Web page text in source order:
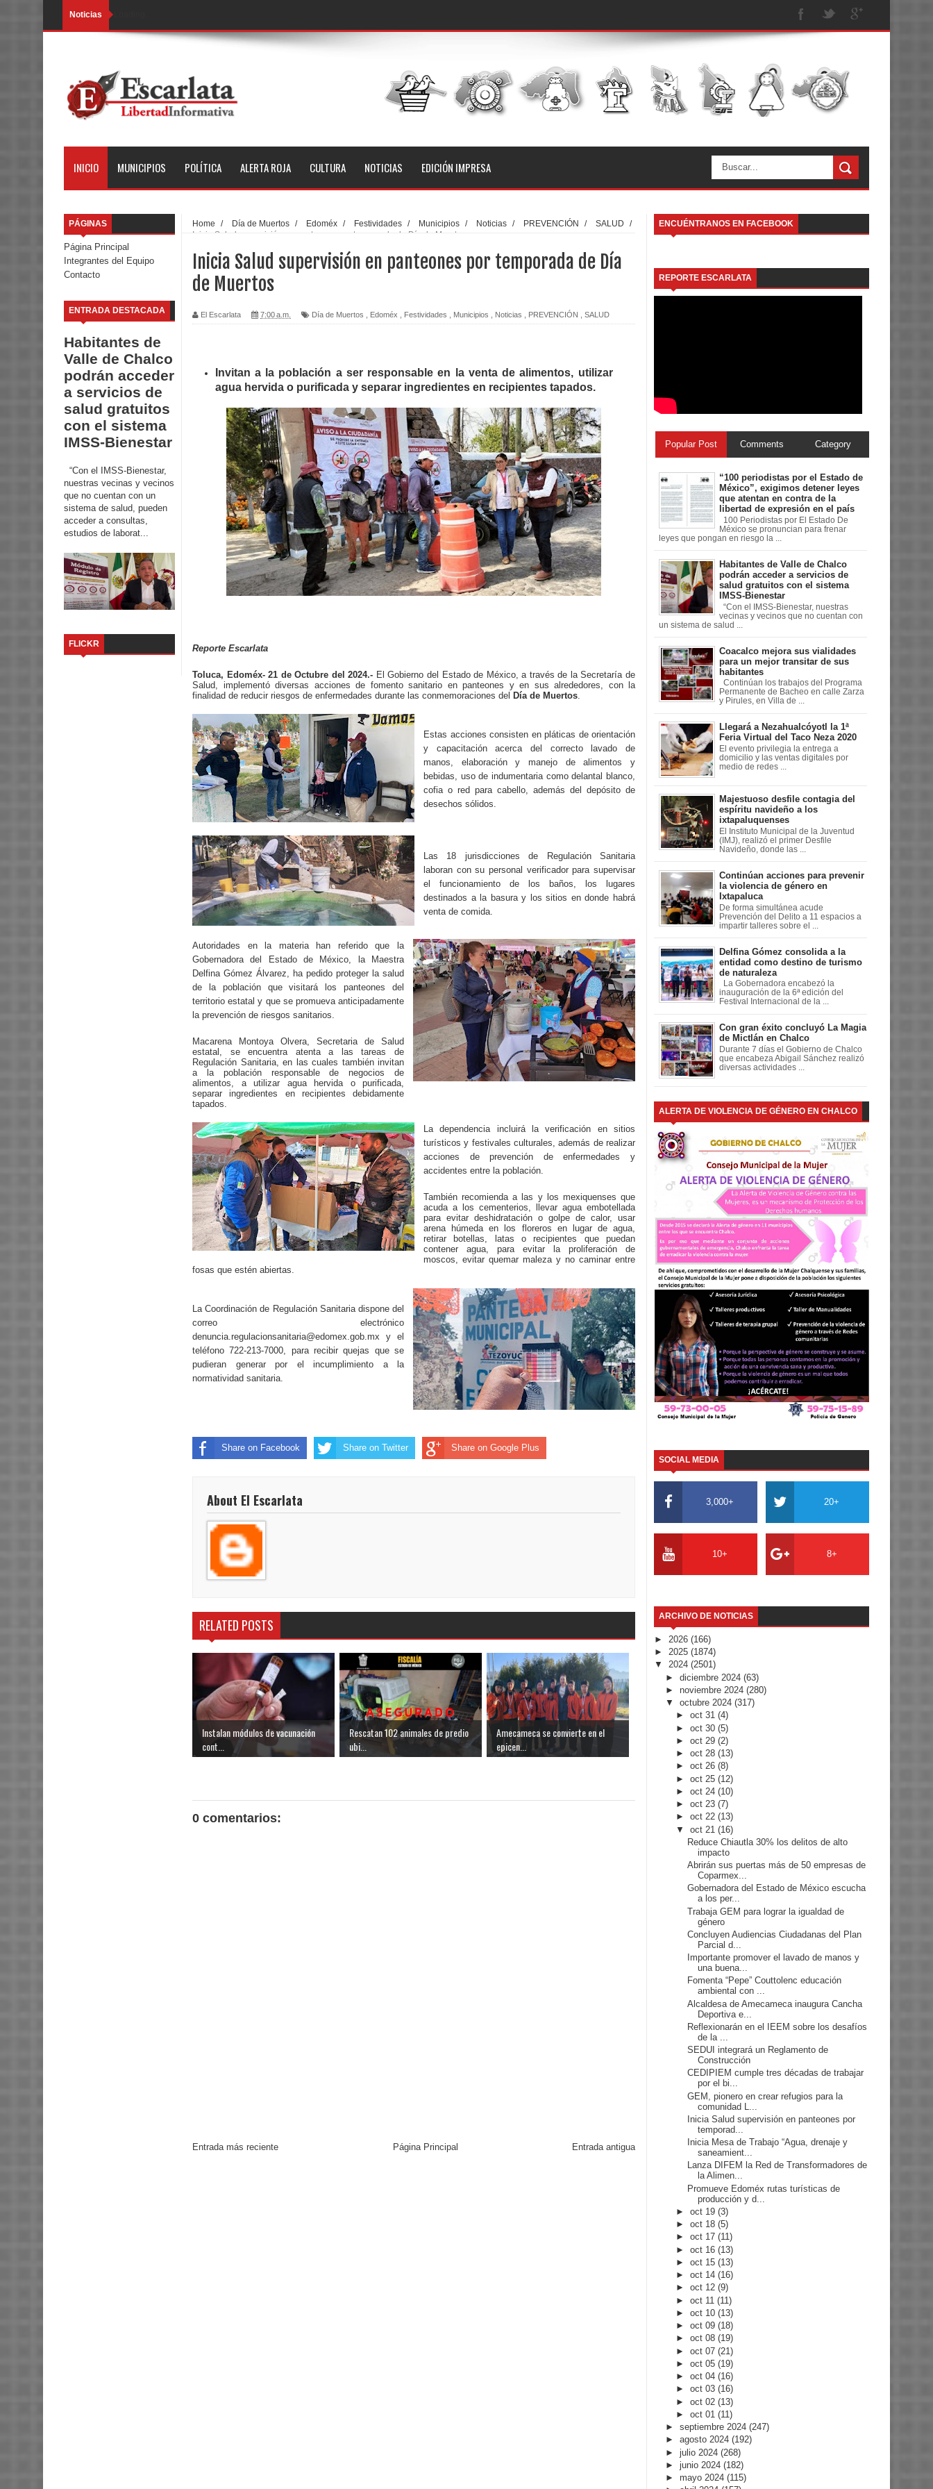
Noticias
INICIO MUNICIPIOS POLÍTICA ALERTA ROJA CULTURA NOTICIAS EDICIÓN IMPRESA
PÁGINAS
Página Principal
Integrantes del Equipo
Contacto
ENTRADA DESTACADA
Habitantes de
Valle de Chalco
podrán acceder
a servicios de
salud gratuitos
con el sistema
IMSS-Bienestar
“Con el IMSS-Bienestar,
nuestras vecinas y vecinos
que no cuentan con un
sistema de salud, pueden
acceder a consultas,
estudios de laborat...
FLICKR
Home / Día de Muertos / Edoméx / Festividades / Municipios / Noticias / PREVENCIÓN / SALUD
/
Inicia Salud supervisión en panteones por temporada de Día de Muertos
Inicia Salud supervisión en panteones por temporada de Día
de Muertos
El Escarlata 7:00 a.m. Día de Muertos Edoméx Festividades Municipios Noticias PREVENCIÓN SALUD
Invitan a la población a ser responsable en la venta de alimentos, utilizar
agua hervida o purificada y separar ingredientes en recipientes tapados.
Reporte Escarlata
Toluca, Edoméx- 21 de Octubre del 2024.- El Gobierno del Estado de México, a través de la Secretaría de
Salud, implementó diversas acciones de fomento sanitario en panteones y en sus alrededores, con la
finalidad de reducir riesgos de enfermedades durante las conmemoraciones del Día de Muertos
Estas acciones consisten en pláticas de orientación
y capacitación acerca del correcto lavado de
manos, elaboración y manejo de alimentos y
bebidas, uso de indumentaria como delantal blanco,
cofia o red para cabello, además del depósito de
desechos sólidos.
Las 18 jurisdicciones de Regulación Sanitaria
laboran con su personal verificador para supervisar
el funcionamiento de los baños, los lugares
destinados a la basura y los sitios en donde habrá
venta de comida.
Autoridades en la materia han referido que la
Gobernadora del Estado de México, la Maestra
Delfina Gómez Álvarez, ha pedido proteger la salud
de la población que visitará los panteones del
territorio estatal y que se promueva anticipadamente
la prevención de riesgos sanitarios.
Macarena Montoya Olvera, Secretaria de Salud
estatal, se encuentra atenta a las tareas de
Regulación Sanitaria, en las cuales también invitan
a la población responsable de negocios de
alimentos, a utilizar agua hervida o purificada,
separar ingredientes en recipientes debidamente
tapados.
La dependencia incluirá la verificación en sitios
turísticos y festivales culturales, además de realizar
acciones de prevención de enfermedades y
accidentes entre la población.
También recomienda a las y los mexiquenses que
acuda a los cementerios, llevar agua embotellada
para evitar deshidratación o golpe de calor, usar
arena húmeda en los floreros en lugar de agua,
retirar botellas, latas o recipientes que puedan
contener agua, para evitar la proliferación de
moscos, evitar quemar maleza y no caminar entre
fosas que estén abiertas.
La Coordinación de Regulación Sanitaria dispone del
correo electrónico
denuncia.regulacionsanitaria@edomex.gob.mx y el
teléfono 722-213-7000, para recibir quejas que se
pudieran generar por el incumplimiento a la
normatividad sanitaria.
Share on Facebook Share on Twitter Share on Google Plus
About El Escarlata
RELATED POSTS
Instalan módulos de vacunación
cont...
Rescatan 102 animales de predio
ubi...
Amecameca se convierte en el
epicen...
0 comentarios:
Entrada más reciente Entrada antigua
Página Principal
ENCUÉNTRANOS EN FACEBOOK
REPORTE ESCARLATA
Popular Post Comments Category
“100 periodistas por el Estado de
México”, exigimos detener leyes
que atentan en contra de la
libertad de expresión en el país
100 Periodistas por El Estado De
México se pronuncian para frenar
leyes que pongan en riesgo la ...
Habitantes de Valle de Chalco
podrán acceder a servicios de
salud gratuitos con el sistema
IMSS-Bienestar
“Con el IMSS-Bienestar, nuestras
vecinas y vecinos que no cuentan con
un sistema de salud ...
Coacalco mejora sus vialidades
para un mejor transitar de sus
habitantes
Continúan los trabajos del Programa
Permanente de Bacheo en calle Zarza
y Pirules, en Villa de ...
Llegará a Nezahualcóyotl la 1ª
Feria Virtual del Taco Neza 2020
El evento privilegia la entrega a
domicilio y las ventas digitales por
medio de redes ...
Majestuoso desfile contagia del
espíritu navideño a los
ixtapaluquenses
El Instituto Municipal de la Juventud
(IMJ), realizó el primer Desfile
Navideño, donde las ...
Continúan acciones para prevenir
la violencia de género en
Ixtapaluca
De forma simultánea acude
Prevención del Delito a 11 espacios a
impartir talleres sobre el ...
Delfina Gómez consolida a la
entidad como destino de turismo
de naturaleza
La Gobernadora encabezó la
inauguración de la 6ª edición del
Festival Internacional de la ...
Con gran éxito concluyó La Magia
de Mictlán en Chalco
Durante 7 días el Gobierno de Chalco
que encabeza Abigail Sánchez realizó
diversas actividades ...
ALERTA DE VIOLENCIA DE GÉNERO EN CHALCO
SOCIAL MEDIA
3,000+ 20+
10+ 8+
ARCHIVO DE NOTICIAS
► 2026 (166)
► 2025 (1874)
▼ 2024 (2501)
► diciembre 2024 (63)
► noviembre 2024 (280)
▼ octubre 2024 (317)
►oct 31(4)
►oct 30(5)
►oct 29(2)
►oct 28(13)
►oct 26(8)
►oct 25(12)
►oct 24(10)
►oct 23(7)
►oct 22(13)
▼oct 21(16)
Reduce Chiautla 30% los delitos de alto
impacto
Abrirán sus puertas más de 50 empresas de
Coparmex...
Gobernadora del Estado de México escucha
a los per...
Trabaja GEM para lograr la igualdad de
género
Concluyen Audiencias Ciudadanas del Plan
Parcial d...
Importante promover el lavado de manos y
una buena...
Fomenta “Pepe” Couttolenc educación
ambiental con ...
Alcaldesa de Amecameca inaugura Cancha
Deportiva e...
Reflexionarán en el IEEM sobre los desafíos
de la ...
SEDUI integrará un Reglamento de
Construcción
CEDIPIEM cumple tres décadas de trabajar
por el bi...
GEM, pionero en crear refugios para la
comunidad L...
Inicia Salud supervisión en panteones por
temporad...
Inicia Mesa de Trabajo “Agua, drenaje y
saneamient...
Lanza DIFEM la Red de Transformadores de
la Alimen...
Promueve Edoméx rutas turísticas de
producción y d...
►oct 19(3)
►oct 18(5)
►oct 17(11)
►oct 16(13)
►oct 15(13)
►oct 14(16)
►oct 12(9)
►oct 11(11)
►oct 10(13)
►oct 09(18)
►oct 08(19)
►oct 07(21)
►oct 05(19)
►oct 04(16)
►oct 03(16)
►oct 02(13)
►oct 01(11)
► septiembre 2024 (247)
► agosto 2024 (192)
► julio 2024 (268)
► junio 2024 (182)
► mayo 2024 (115)